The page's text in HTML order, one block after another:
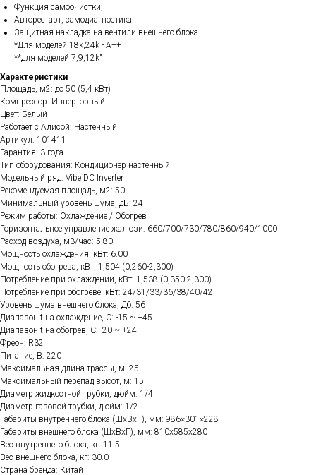
Функция самоочистки;
Авторестарт, самодиагностика.
Защитная накладка на вентили внешнего блока
*Для моделей 18k,24k - A++
**для моделей 7,9,12k"
Характеристики
Площадь, м2: до 50 (5,4 кВт)
Компрессор: Инверторный
Цвет: Белый
Работает с Алисой: Настенный
Артикул: 101411
Гарантия: 3 года
Тип оборудования: Кондиционер настенный
Модельный ряд: Vibe DC Inverter
Рекомендуемая площадь, м2: 50
Минимальный уровень шума, дБ: 24
Режим работы: Охлаждение / Обогрев
Горизонтальное управление жалюзи: 660/700/730/780/860/940/1000
Расход воздуха, м3/час: 5.80
Мощность охлаждения, кВт: 6.00
Мощность обогрева, кВт: 1,504 (0,260-2,300)
Потребление при охлаждении, кВт: 1,538 (0,350-2,300)
Потребление при обогреве, кВт: 24/31/33/36/38/40/42
Уровень шума внешнего блока, Дб: 56
Диапазон t на охлаждение, C: -15 ~ +45
Диапазон t на обогрев, C: -20 ~ +24
Фреон: R32
Питание, В: 220
Максимальная длина трассы, м: 25
Максимальный перепад высот, м: 15
Диаметр жидкостной трубки, дюйм: 1/4
Диаметр газовой трубки, дюйм: 1/2
Габариты внутреннего блока (ШхВхГ), мм: 986×301×228
Габариты внешнего блока (ШхВхГ), мм: 810x585x280
Вес внутреннего блока, кг: 11.5
Вес внешнего блока, кг: 30.0
Страна бренда: Китай